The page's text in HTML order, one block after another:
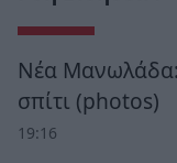
Νέα
σπίτι (photos)
19:16